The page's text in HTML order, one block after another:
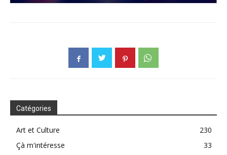
Catégories
Art et Culture
230
Çà m'intéresse
33